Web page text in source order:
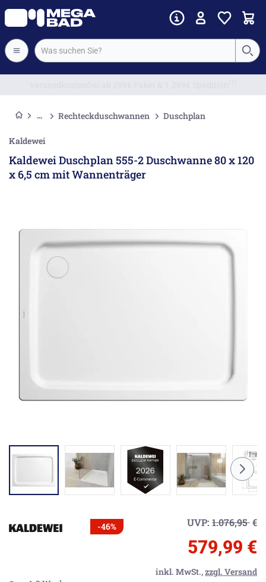
Rechteckduschwannen Duschplan
Kaldewei
Kaldewei Duschplan 555-2 Duschwanne 80 x 120
x 6,5 cm mit Wannenträger
-46% UVP: 1.076,95€
579,99 €
inkl. MwSt.,zzgl. Versand